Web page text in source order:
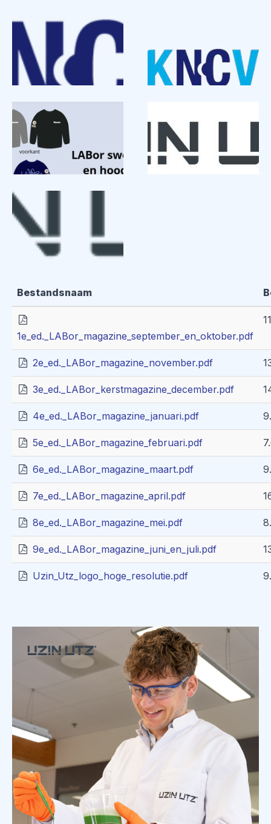
Bestandsnaam
1e_ed._LABor_magazine_september_en_oktober.pdf
2e_ed._LABor_magazine_november.pdf
3e_ed._LABor_kerstmagazine_december.pdf
4e_ed._LABor_magazine_januari.pdf
5e_ed._LABor_magazine_februari.pdf
6e_ed._LABor_magazine_maart.pdf
7e_ed._LABor_magazine_april.pdf
8e_ed._LABor_magazine_mei.pdf
9e_ed._LABor_magazine_juni_en_juli.pdf
Uzin_Utz_logo_hoge_resolutie.pdf